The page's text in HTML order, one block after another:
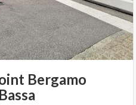
Bergamo